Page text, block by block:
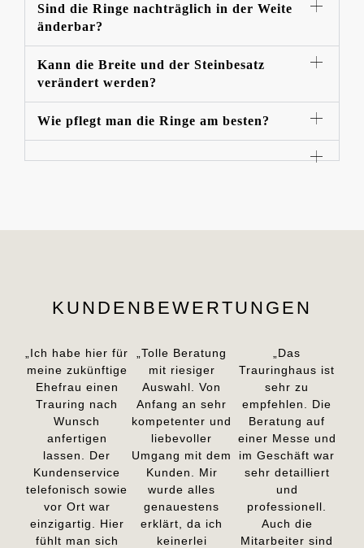
Sind die Ringe nachträglich in der Weite
änderbar?
Kann die Breite und der Steinbesatz
verändert werden?
Wie pflegt man die Ringe am besten?
KUNDENBEWERTUNGEN
„Ich habe hier für
meine zukünftige
Ehefrau einen
Trauring nach
Wunsch
anfertigen
lassen. Der
Kundenservice
telefonisch sowie
vor Ort war
einzigartig. Hier
fühlt man sich
„Tolle Beratung
mit riesiger
Auswahl. Von
Anfang an sehr
kompetenter und
liebevoller
Umgang mit dem
Kunden. Mir
wurde alles
genauestens
erklärt, da ich
keinerlei
„Das
Trauringhaus ist
sehr zu
empfehlen. Die
Beratung auf
einer Messe und
im Geschäft war
sehr detailliert
und
professionell.
Auch die
Mitarbeiter sind